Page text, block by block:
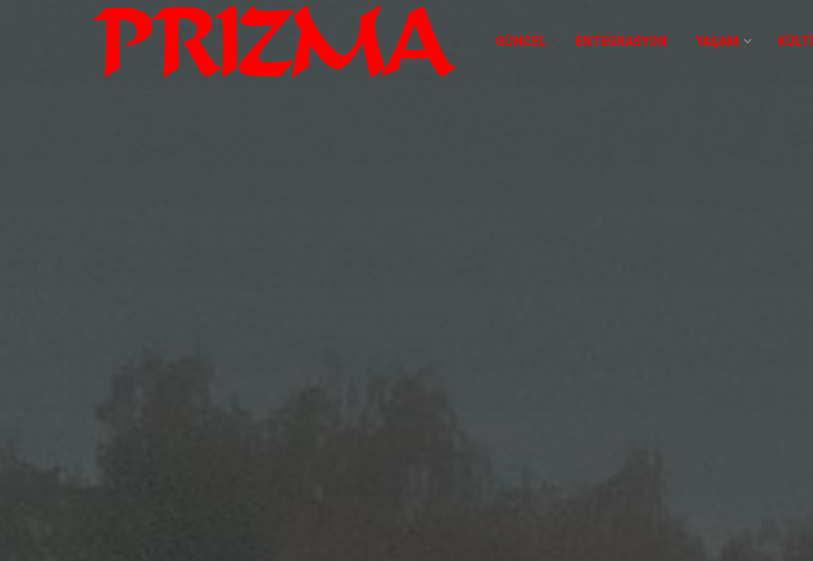
GÜNCEL ENTEGRASYON YAŞAM